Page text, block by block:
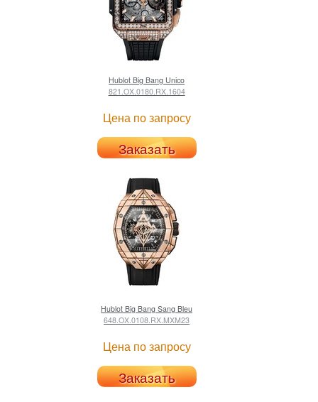
Hublot Big Bang Unico
821.OX.0180.RX.1604
Цена по запросу
Заказать
Hublot Big Bang Sang Bleu
648.OX.0108.RX.MXM23
Цена по запросу
Заказать